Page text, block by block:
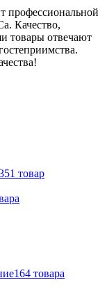
профессиональной
Качество,
товары отвечают
товар
164 товара